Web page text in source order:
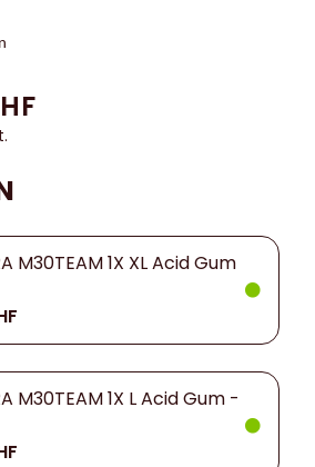
M30TEAM 1X XL Acid Gum
M30TEAM 1X L Acid Gum -